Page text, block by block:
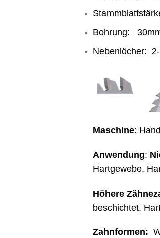
Bohrung:
Nebenlöcher:
Maschine:
Anwendung:
Hartgewebe,
Höhere
beschichtet,
Zahnformen: